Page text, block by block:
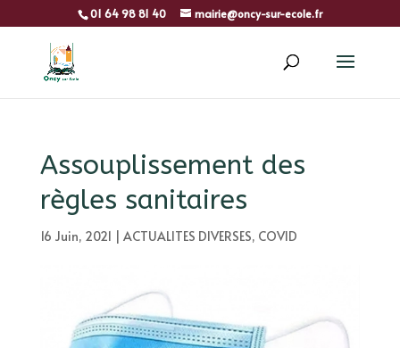
01 64 98 81 40 mairie@oncy-sur-ecole.fr
Assouplissement des
règles sanitaires
16 Juin, 2021 | ACTUALITES DIVERSES, COVID